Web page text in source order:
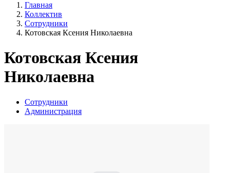
Главная
Коллектив
Сотрудники
Котовская Ксения Николаевна
Котовская Ксения
Николаевна
Сотрудники
Администрация